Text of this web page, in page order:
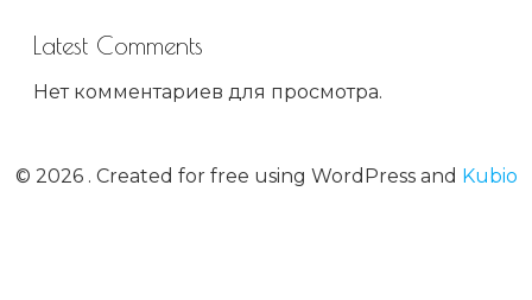
Latest Comments
Нет комментариев для просмотра.
© 2026 . Created for free using WordPress and Kubio